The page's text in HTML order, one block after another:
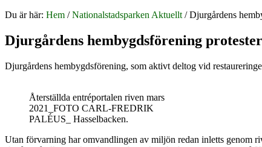
Du är här: Hem / Nationalstadsparken Aktuellt /Djurgårdens
Djurgårdens hembygdsförening
Djurgårdens hembygdsförening, som aktivt deltog vid
Återställda entréportalen riven mars
2021_FOTO CARL-FREDRIK
PALÉUS_ Hasselbacken.
Utan förvarning har omvandlingen av miljön redan inletts genom